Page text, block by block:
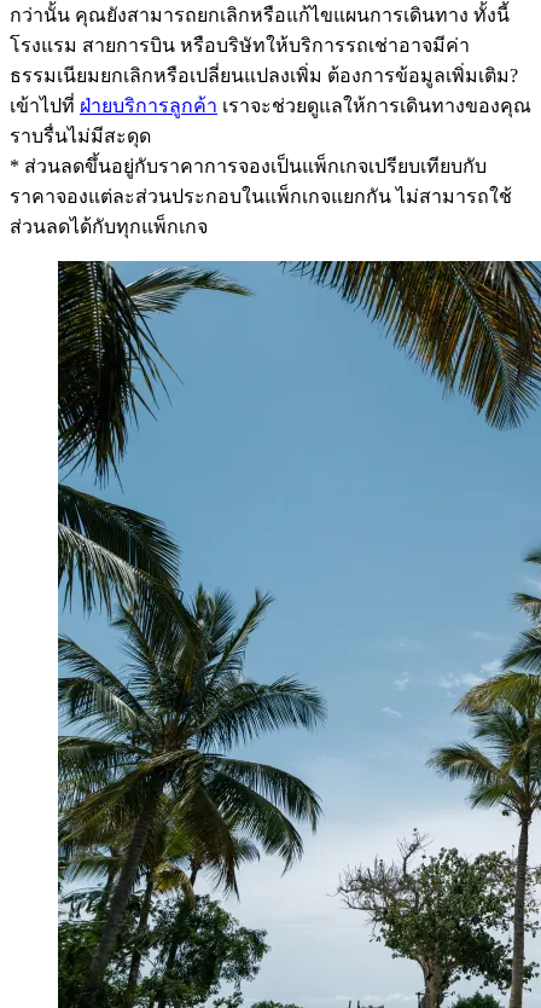
กว่านั้น คุณยังสามารถยกเลิกหรือแก้ไขแผนการเดินทาง ทั้งนี้
โรงแรม สายการบิน หรือบริษัทให้บริการรถเช่าอาจมีค่า
ธรรมเนียมยกเลิกหรือเปลี่ยนแปลงเพิ่ม ต้องการข้อมูลเพิ่มเติม?
เข้าไปที่ ฝ่ายบริการลูกค้า เราจะช่วยดูแลให้การเดินทางของคุณ
ราบรื่นไม่มีสะดุด
* ส่วนลดขึ้นอยู่กับราคาการจองเป็นแพ็กเกจเปรียบเทียบกับ
ราคาจองแต่ละส่วนประกอบในแพ็กเกจแยกกัน ไม่สามารถใช้
ส่วนลดได้กับทุกแพ็กเกจ